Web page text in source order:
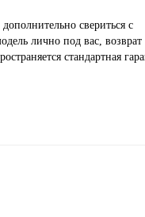
свериться с
лично под вас, возврат
стандартная